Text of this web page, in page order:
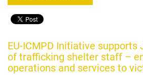
EU-ICMPD Initiative
of trafficking shelter staff –
operations and services to